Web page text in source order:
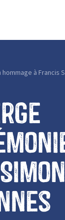
à Francis